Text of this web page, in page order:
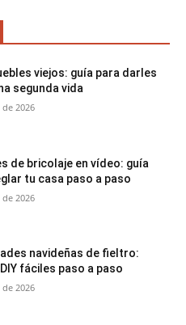
viejos: guía para darles
segunda vida
2026
de bricolaje en vídeo: guía
tu casa paso a paso
2026
navideñas de fieltro:
fáciles paso a paso
2026